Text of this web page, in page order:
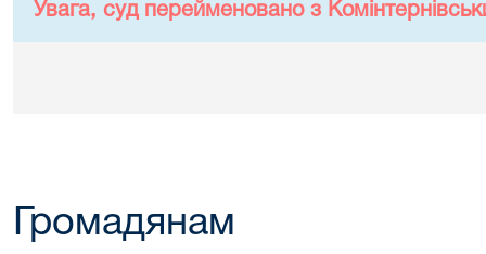
Увага, суд перейменовано з
Громадянам